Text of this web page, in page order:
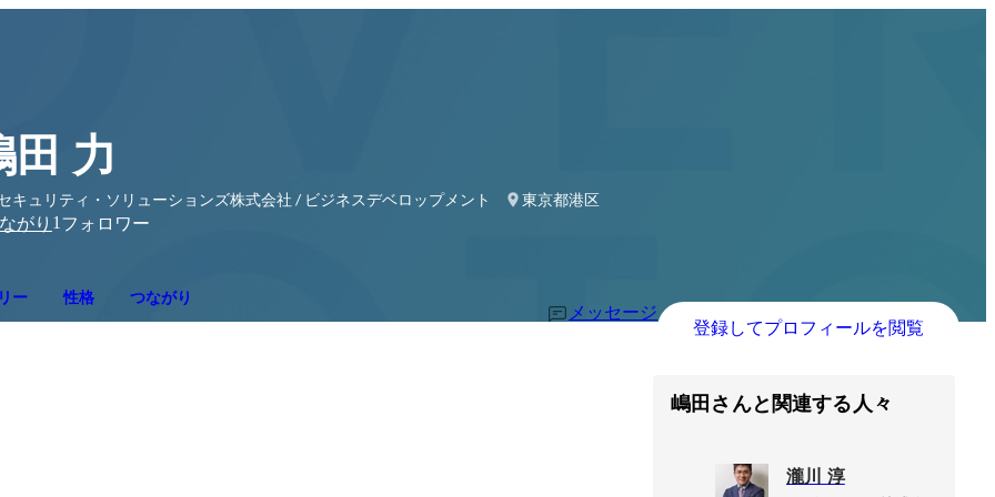
田 力
キュリティ・ソリューションズ株式会社 / ビジネスデベロップメント PMM／PO
東京都港区
がり 1 フォロワー
ー 性格 つながり
メッセージ
登録してプロフィールを閲覧
嶋田さんと関連する人々
瀧川 淳